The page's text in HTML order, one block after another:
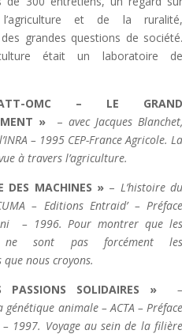
et de la ruralité,
grandes questions de société.
était un laboratoire de
OMC – LE GRAND
» – avec Jacques Blanchet,
– 1995 CEP-France Agricole. La
à travers l’agriculture.
DES MACHINES »– L’histoire du
– Editions Entraid’ – Préface
– 1996. Pour montrer que les
ne sont pas forcément les
nous croyons.
PASSIONS SOLIDAIRES »
–
génétique animale – ACTA – Préface
– 1997. Voyage au sein de la filière